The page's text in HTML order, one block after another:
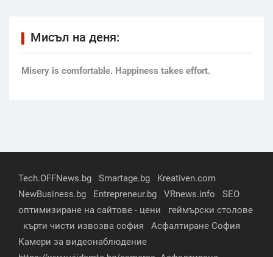
Мисъл на деня:
Мisery is comfortable. Happiness takes effort.
Tech.OFFNews.bg Smartage.bg
Kreativen.com
NewBusiness.bg
Entrepreneur.bg VRnews.info
SEO
оптимизиране на сайтове - цени
геймърски столове
кърти чисти извозва софия
Асфалтиране София
Камери за видеонаблюдение